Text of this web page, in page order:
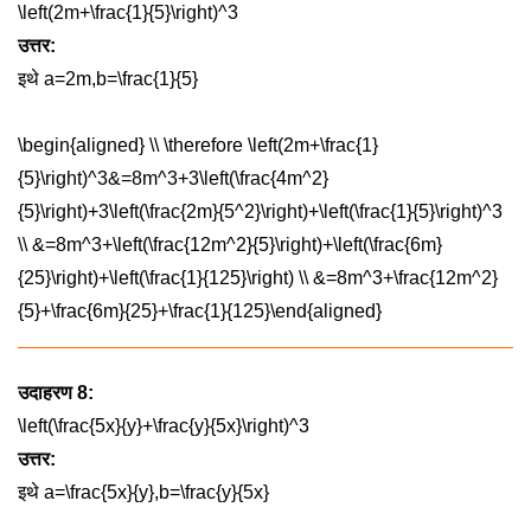
\left(2m+\frac{1}{5}\right)^3
उत्तर:
इथे a=2m,b=\frac{1}{5}
\begin{aligned} \\ \therefore \left(2m+\frac{1}
{5}\right)^3&=8m^3+3\left(\frac{4m^2}
{5}\right)+3\left(\frac{2m}{5^2}\right)+\left(\frac{1}{5}\right)^3
\\ &=8m^3+\left(\frac{12m^2}{5}\right)+\left(\frac{6m}
{25}\right)+\left(\frac{1}{125}\right) \\ &=8m^3+\frac{12m^2}
{5}+\frac{6m}{25}+\frac{1}{125}\end{aligned}
उदाहरण 8:
\left(\frac{5x}{y}+\frac{y}{5x}\right)^3
उत्तर:
इथे a=\frac{5x}{y},b=\frac{y}{5x}